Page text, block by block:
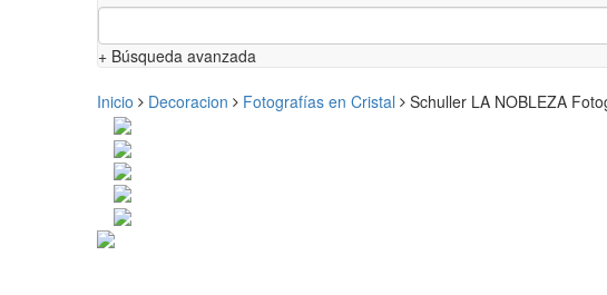
+ Búsqueda avanzada
Inicio Decoracion Fotografías en Cristal Schuller LA NOBLEZA